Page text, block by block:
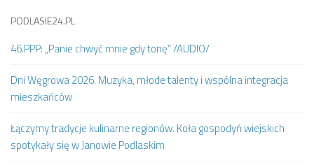
PODLASIE24.PL
46.PPP: „Panie chwyć mnie gdy tonę” /AUDIO/
Dni Węgrowa 2026. Muzyka, młode talenty i wspólna integracja
mieszkańców
Łączymy tradycje kulinarne regionów. Koła gospodyń wiejskich
spotykały się w Janowie Podlaskim